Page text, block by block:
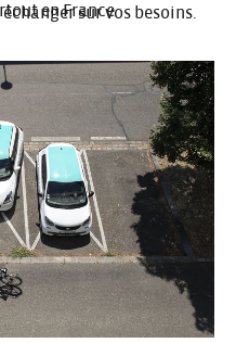
sur vos besoins.
en France